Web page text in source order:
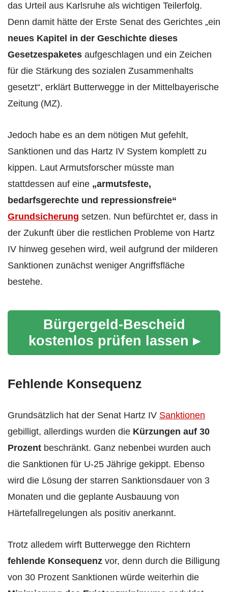
das Urteil aus Karlsruhe als wichtigen Teilerfolg.
Denn damit hätte der Erste Senat des Gerichtes „ein
neues Kapitel in der Geschichte dieses
Gesetzespaketes aufgeschlagen und ein Zeichen
für die Stärkung des sozialen Zusammenhalts
gesetzt“, erklärt Butterwegge in der Mittelbayerische
Zeitung (MZ).
Jedoch habe es an dem nötigen Mut gefehlt,
Sanktionen und das Hartz IV System komplett zu
kippen. Laut Armutsforscher müsste man
stattdessen auf eine „armutsfeste,
bedarfsgerechte und repressionsfreie“
Grundsicherung setzen. Nun befürchtet er, dass in
der Zukunft über die restlichen Probleme von Hartz
IV hinweg gesehen wird, weil aufgrund der milderen
Sanktionen zunächst weniger Angriffsfläche
bestehe.
Bürgergeld-Bescheid
kostenlos prüfen lassen ▸
Fehlende Konsequenz
Grundsätzlich hat der Senat Hartz IV Sanktionen
gebilligt, allerdings wurden die Kürzungen auf 30
Prozent beschränkt. Ganz nebenbei wurden auch
die Sanktionen für U-25 Jährige gekippt. Ebenso
wird die Lösung der starren Sanktionsdauer von 3
Monaten und die geplante Ausbauung von
Härtefallregelungen als positiv anerkannt.
Trotz alledem wirft Butterwegge den Richtern
fehlende Konsequenz vor, denn durch die Billigung
von 30 Prozent Sanktionen würde weiterhin die